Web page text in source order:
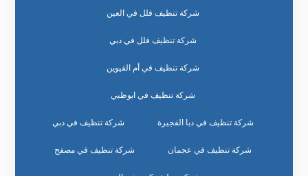
شركة تنظيف فلل في العين
شركة تنظيف فلل في دبي
شركة تنظيف في أم القيوين
شركة تنظيف في ابوظبي
شركة تنظيف في دبا الفجيرة شركة تنظيف في دبي
شركة تنظيف في عجمان شركة تنظيف في مصفح